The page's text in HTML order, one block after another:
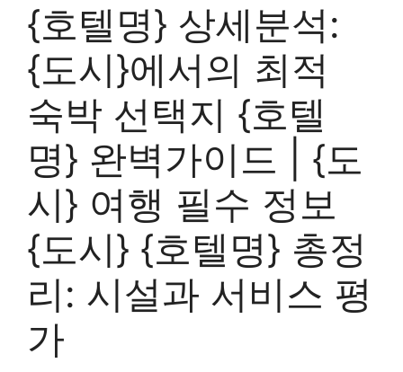
{호텔명} 상세분석:
{도시}에서의 최적
숙박 선택지 {호텔
명} 완벽가이드 | {도
시} 여행 필수 정보
{도시} {호텔명} 총정
리: 시설과 서비스 평
가